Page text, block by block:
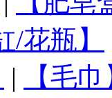
/花瓶】
|
【毛